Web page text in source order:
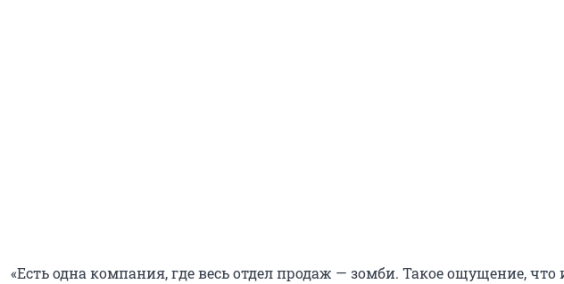
«Есть одна компания, где весь отдел продаж — зомби. Такое ощущение, что